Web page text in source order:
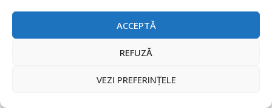
ACCEPTĂ
REFUZĂ
VEZI PREFERINȚELE
AMD / Xilinx
Anritsu Corporation